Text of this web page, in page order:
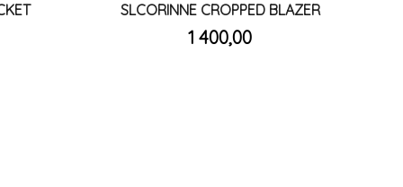
SLCORINNE CROPPED BLAZER
Pris
1 400,00mva.